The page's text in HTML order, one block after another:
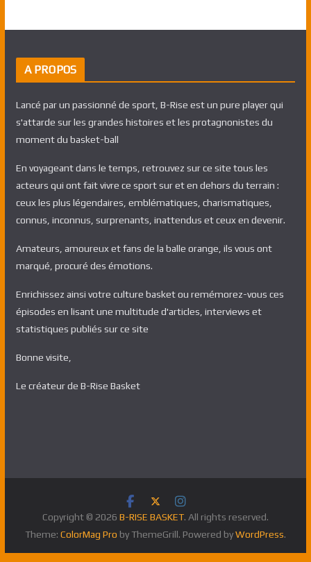
A PROPOS
Lancé par un passionné de sport, B-Rise est un pure player qui
s'attarde sur les grandes histoires et les protagnonistes du
moment du basket-ball
En voyageant dans le temps, retrouvez sur ce site tous les
acteurs qui ont fait vivre ce sport sur et en dehors du terrain :
ceux les plus légendaires, emblématiques, charismatiques,
connus, inconnus, surprenants, inattendus et ceux en devenir.
Amateurs, amoureux et fans de la balle orange, ils vous ont
marqué, procuré des émotions.
Enrichissez ainsi votre culture basket ou remémorez-vous ces
épisodes en lisant une multitude d'articles, interviews et
statistiques publiés sur ce site
Bonne visite,
Le créateur de B-Rise Basket
Copyright © 2026 B-RISE BASKET. All rights reserved.
Theme: ColorMag Pro by ThemeGrill. Powered byWordPress.